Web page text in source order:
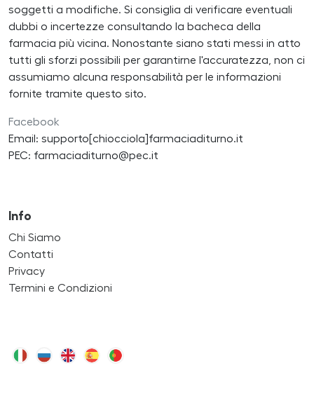
soggetti a modifiche. Si consiglia di verificare eventuali
dubbi o incertezze consultando la bacheca della
farmacia più vicina. Nonostante siano stati messi in atto
tutti gli sforzi possibili per garantirne l'accuratezza, non ci
assumiamo alcuna responsabilità per le informazioni
fornite tramite questo sito.
Facebook
Email: supporto[chiocciola]farmaciaditurno.it
PEC: farmaciaditurno@pec.it
Info
Chi Siamo
Contatti
Privacy
Termini e Condizioni